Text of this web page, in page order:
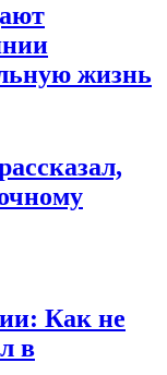
жизнь
Как не
в